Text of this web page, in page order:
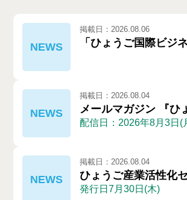
「ひょうご国際ビジ
掲載日：2026.08.06
メールマガジン 『
配信日：2026年8月3日(
掲載日：2026.08.04
ひょうご産業活性化
発行日7月30日(木)
掲載日：2026.08.04